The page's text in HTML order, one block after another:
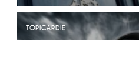
TOPICARDIE